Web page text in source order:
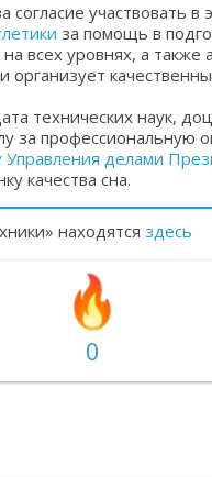
согласие участвовать в
за помощь в
всех уровнях, а
технических наук,
за профессиональную
делами
качества сна.
находятся здесь
0